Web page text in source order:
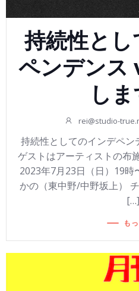
持続性と
ペンデン
しま
rei@studio-
持続性としてのインデペン
ゲストはアーティストの布
2023年7月23日（日）19時
かの（東中野/中野坂上）
[…]
も